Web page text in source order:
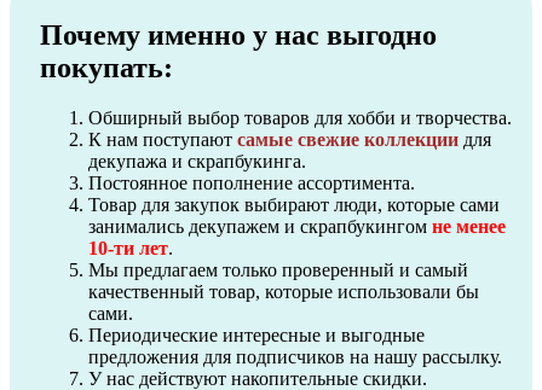
Почему именно у нас выгодно
покупать:
Обширный выбор товаров для хобби и творчества.
К нам поступают самые свежие коллекции для
декупажа и скрапбукинга.
Постоянное пополнение ассортимента.
Товар для закупок выбирают люди, которые сами
занимались декупажем и скрапбукингом не менее
10-ти лет.
Мы предлагаем только проверенный и самый
качественный товар, которые использовали бы
сами.
Периодические интересные и выгодные
предложения для подписчиков на нашу рассылку.
У нас действуют накопительные скидки.